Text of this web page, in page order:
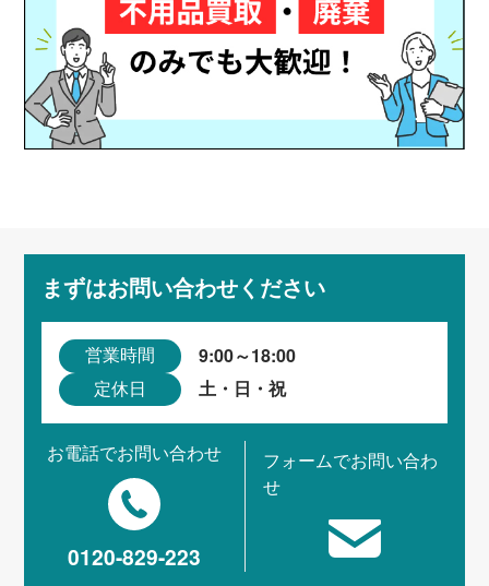
まずはお問い合わせください
営業時間 9:00～18:00
定休日 土・日・祝
お電話でお問い合わせ
0120-829-223
フォームでお問い合わ
せ